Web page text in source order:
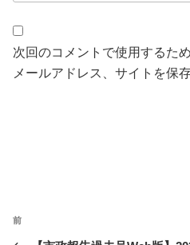
次回のコメントで使用するた
メールアドレス、サイトを保存
前
前